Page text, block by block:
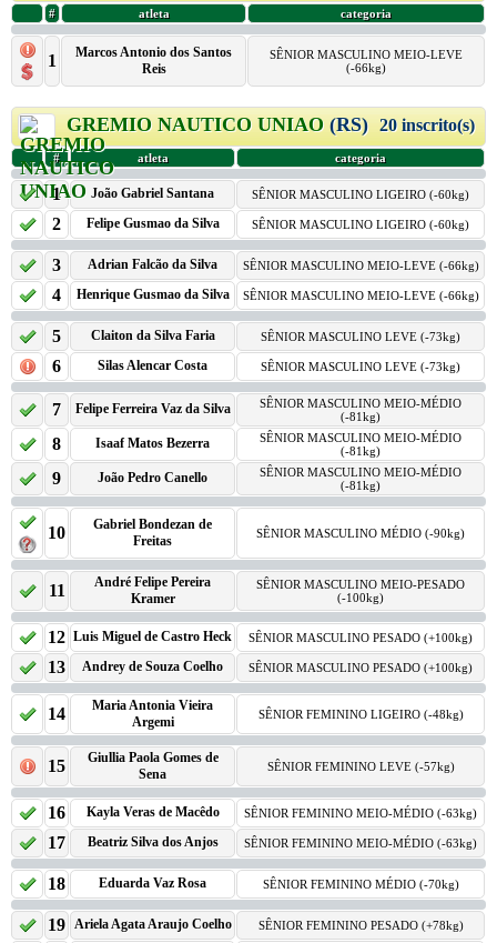
# atleta categoria
1
Marcos Antonio dos Santos
Reis
SÊNIOR MASCULINO MEIO-LEVE
(-66kg)
GREMIO NAUTICO UNIAO (RS) 20 inscrito(s)
# atleta categoria
1 João Gabriel Santana SÊNIOR MASCULINO LIGEIRO (-60kg)
2 Felipe Gusmao da Silva SÊNIOR MASCULINO LIGEIRO (-60kg)
3 Adrian Falcão da Silva SÊNIOR MASCULINO MEIO-LEVE (-66kg)
4 Henrique Gusmao da Silva SÊNIOR MASCULINO MEIO-LEVE (-66kg)
5 Claiton da Silva Faria SÊNIOR MASCULINO LEVE (-73kg)
6 Silas Alencar Costa SÊNIOR MASCULINO LEVE (-73kg)
7 Felipe Ferreira Vaz da Silva
SÊNIOR MASCULINO MEIO-MÉDIO
(-81kg)
8 Isaaf Matos Bezerra
SÊNIOR MASCULINO MEIO-MÉDIO
(-81kg)
9 João Pedro Canello
SÊNIOR MASCULINO MEIO-MÉDIO
(-81kg)
10
Gabriel Bondezan de
Freitas
SÊNIOR MASCULINO MÉDIO (-90kg)
11
André Felipe Pereira
Kramer
SÊNIOR MASCULINO MEIO-PESADO
(-100kg)
12 Luis Miguel de Castro Heck SÊNIOR MASCULINO PESADO (+100kg)
13 Andrey de Souza Coelho SÊNIOR MASCULINO PESADO (+100kg)
14
Maria Antonia Vieira
Argemi
SÊNIOR FEMININO LIGEIRO (-48kg)
15
Giullia Paola Gomes de
Sena
SÊNIOR FEMININO LEVE (-57kg)
16 Kayla Veras de Macêdo SÊNIOR FEMININO MEIO-MÉDIO (-63kg)
17 Beatriz Silva dos Anjos SÊNIOR FEMININO MEIO-MÉDIO (-63kg)
18 Eduarda Vaz Rosa SÊNIOR FEMININO MÉDIO (-70kg)
19 Ariela Agata Araujo Coelho SÊNIOR FEMININO PESADO (+78kg)